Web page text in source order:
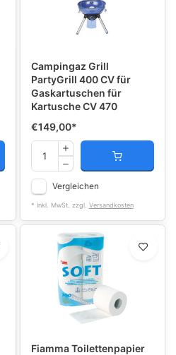
Campingaz Grill
PartyGrill 400 CV für
Gaskartuschen für
Kartusche CV 470
€149,00*
Vergleichen
* Inkl. MwSt. zzgl. Versandkosten
Fiamma Toilettenpapier